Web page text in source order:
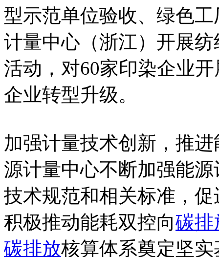
型示范单位验收、绿色
计量中心（浙江）开展
活动，对60家印染企业
企业转型升级。
加强计量技术创新，推
源计量中心不断加强能
技术规范和相关标准，
积极推动能耗双控向碳排
碳排放核算体系奠定坚